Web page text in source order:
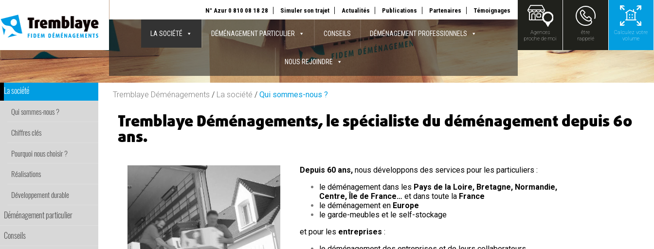
N° Azur 0 810 08 18 28 Simuler son trajet Actualités Publications Partenaires Témoignages
LA SOCIÉTÉ DÉMÉNAGEMENT PARTICULIER CONSEILS DÉMÉNAGEMENT PROFESSIONNELS
NOUS REJOINDRE
Agences
proche de moi
être
rappelé
Calculez votre
volume
Tremblaye Déménagements / La société / Qui sommes-nous ?
La société
Qui sommes-nous ?
Chiffres clés
Pourquoi nous choisir ?
Réalisations
Développement durable
Déménagement particulier
Conseils
Tremblaye Déménagements, le spécialiste du déménagement depuis 60
ans.
Depuis 60 ans,nous développons des services pour les particuliers :
le déménagement dans les Pays de la Loire, Bretagne, Normandie,
Centre, Île de France… et dans toute la France
le déménagement en Europe
le garde-meubles et le self-stockage
et pour les entreprises :